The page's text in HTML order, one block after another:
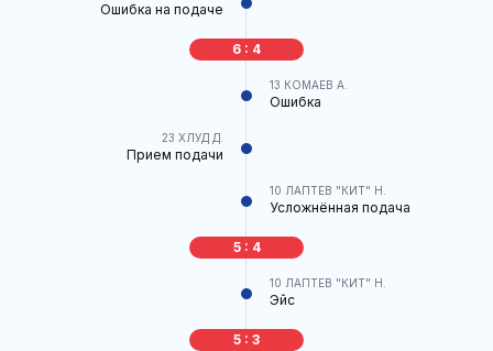
Ошибка на подаче
6 : 4
13 КОМАЕВ А.
Ошибка
23 ХЛУД Д.
Прием подачи
10 ЛАПТЕВ "КИТ" Н.
Усложнённая подача
5 : 4
10 ЛАПТЕВ "КИТ" Н.
Эйс
5 : 3